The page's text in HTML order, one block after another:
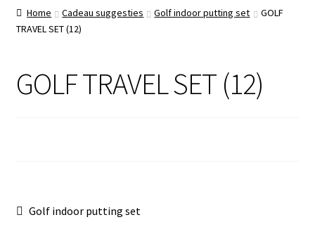
Gadgets
Sale
Home Cadeau suggesties Golf indoor putting set
GOLF
TRAVEL SET (12)
GOLF TRAVEL SET (12)
Bericht
Vorig
Golf indoor putting set